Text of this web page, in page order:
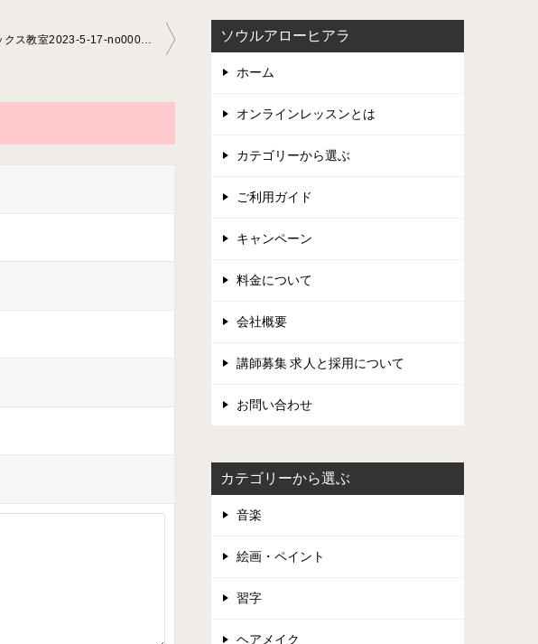
ソウルアローヒアラ
ホーム
オンラインレッスンとは
カテゴリーから選ぶ
ご利用ガイド
キャンペーン
料金について
会社概要
講師募集 求人と採用について
お問い合わせ
カテゴリーから選ぶ
音楽
絵画・ペイント
習字
ヘアメイク